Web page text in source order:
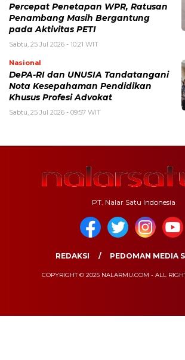
Percepat Penetapan WPR, Ratusan
Penambang Masih Bergantung
pada Aktivitas PETI
Sabtu, 25 Jul 2026 - 10:21 WIT
Nasional
DePA-RI dan UNUSIA Tandatangani
Nota Kesepahaman Pendidikan
Khusus Profesi Advokat
Sabtu, 25 Jul 2026 - 09:57 WIT
PT. Nalar Satu Indonesia
REDAKSI PEDOMAN MEDIA
COPYRIGHT © 2025 NALARMU.COM - ALL